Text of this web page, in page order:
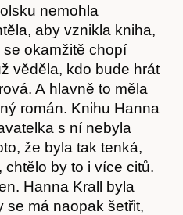
nemohla
aby vznikla kniha,
okamžitě chopí
věděla, kdo bude hrát
A hlavně to měla
román. Knihu Hanna
s ní nebyla
že byla tak tenká,
by to i více citů.
Hanna Krall byla
se má naopak šetřit,